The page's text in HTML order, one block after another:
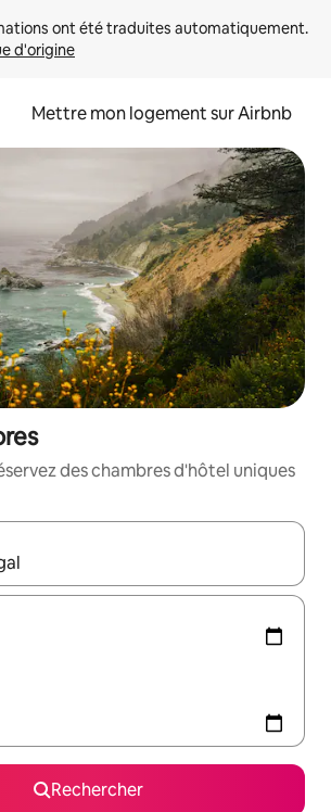
d'origine
Mettre mon logement sur Airbnb
des chambres d'hôtel uniques
s'affichent, utilisez les flèches vers le
Rechercher